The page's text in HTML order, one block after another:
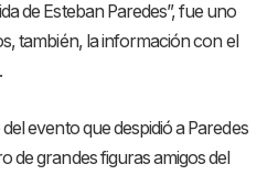
de Esteban Paredes”, fue uno
también, la información con el
evento que despidió a Paredes
de grandes figuras amigos del